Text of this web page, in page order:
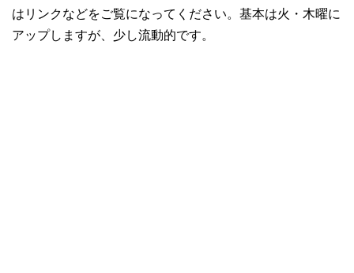
はリンクなどをご覧になってください。基本は火・木曜に
アップしますが、少し流動的です。